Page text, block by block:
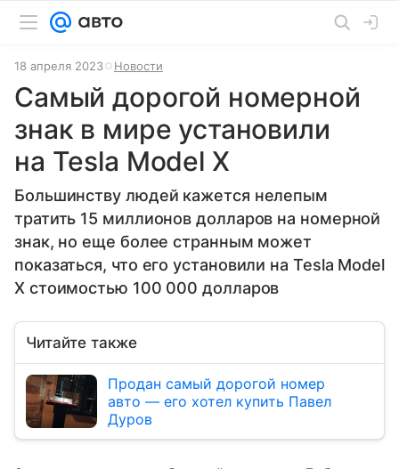
18 апреля 2023 Новости
Самый дорогой номерной
знак в мире установили
на Tesla Model X
Большинству людей кажется нелепым
тратить 15 миллионов долларов на номерной
знак, но еще более странным может
показаться, что его установили на Tesla Model
X стоимостью 100 000 долларов
Читайте также
Продан самый дорогой номер
авто — его хотел купить Павел
Дуров